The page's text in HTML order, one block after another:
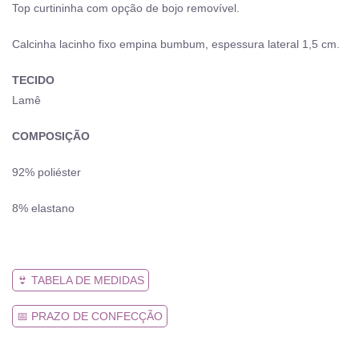
Top curtininha com opção de bojo removível.
Calcinha lacinho fixo empina bumbum, espessura lateral 1,5 cm.
TECIDO
Lamê
COMPOSIÇÃO
92% poliéster
8% elastano
👙 TABELA DE MEDIDAS
📅 PRAZO DE CONFECÇÃO